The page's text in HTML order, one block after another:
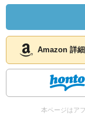
Amazon 詳
本ページはア